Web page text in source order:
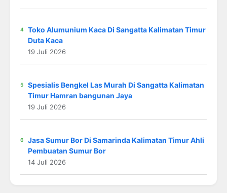
Toko Alumunium Kaca Di Sangatta Kalimatan Timur
Duta Kaca
19 Juli 2026
Spesialis Bengkel Las Murah Di Sangatta Kalimatan
Timur Hamran bangunan Jaya
19 Juli 2026
Jasa Sumur Bor Di Samarinda Kalimatan Timur Ahli
Pembuatan Sumur Bor
14 Juli 2026